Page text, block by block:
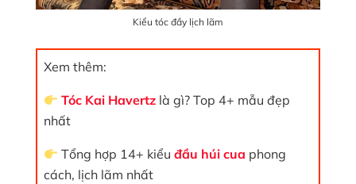
Kiểu tóc đầy lịch lãm
Xem thêm:
Tóc Kai Havertz là gì? Top 4+ mẫu đẹp
nhất
Tổng hợp 14+ kiểuđầu húi cua phong
cách, lịch lãm nhất